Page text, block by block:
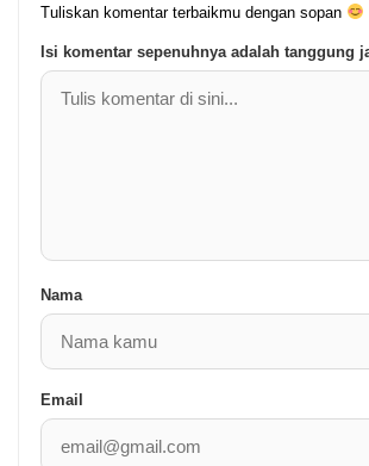
Tuliskan komentar terbaikmu dengan sopan
Isi komentar sepenuhnya adalah tanggung
Nama
Email